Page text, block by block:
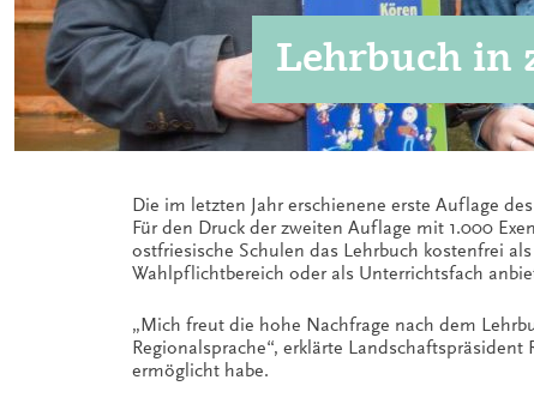
Lehrbuch in
Die im letzten Jahr erschienene erste Auflage
Für den Druck der zweiten Auflage mit 1.000
ostfriesische Schulen das Lehrbuch kostenfrei
Wahlpflichtbereich oder als Unterrichtsfach
„Mich freut die hohe Nachfrage nach dem
Regionalsprache“, erklärte
ermöglicht habe.